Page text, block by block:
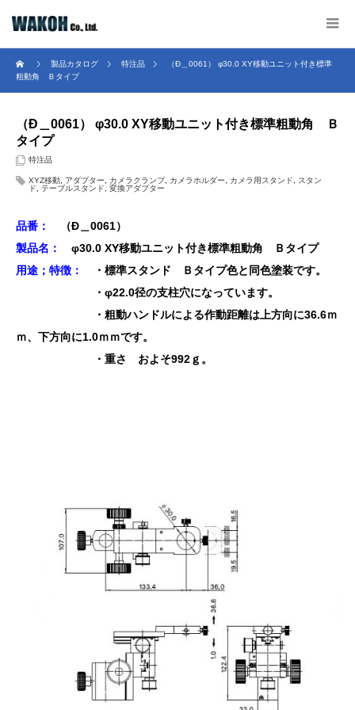
製品カタログ 特注品
（Ð＿0061） φ30.0 XY移動ユニット付き標準
粗動角 Ｂタイプ
（Ð＿0061） φ30.0 XY移動ユニット付き標準粗動角 Ｂ
タイプ
特注品
XYZ移動 アダプター カメラクランプ, カメラホルダー カメラ用スタンド
スタン
ド
テーブルスタンド 変換アダプター
品番： （Ð＿0061）
製品名：
φ30.0 XY移動ユニット付き標準粗動角 Ｂタイプ
用途；特徴：
・標準スタンド Ｂタイプ色と同色塗装です。
・φ22.0径の支柱穴になっています。
・粗動ハンドルによる作動距離は上方向に36.6ｍ
ｍ、下方向に1.0ｍｍです。
・重さ およそ992ｇ。